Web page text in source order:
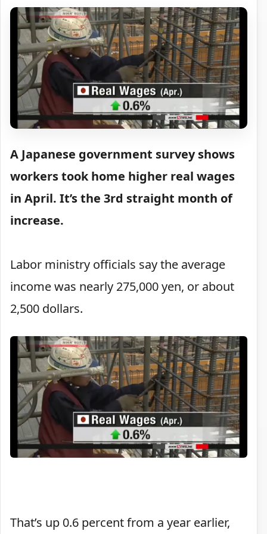
A Japanese government survey shows
workers took home higher real wages
in April. It’s the 3rd straight month of
increase.
Labor ministry officials say the average
income was nearly 275,000 yen, or about
2,500 dollars.
That’s up 0.6 percent from a year earlier,